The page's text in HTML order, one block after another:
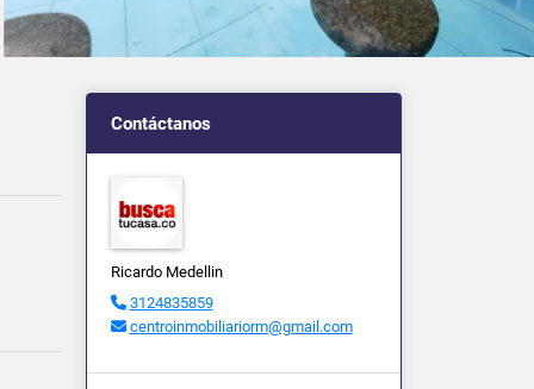
Contáctanos
Ricardo Medellin
3124835859
centroinmobiliariorm@gmail.com